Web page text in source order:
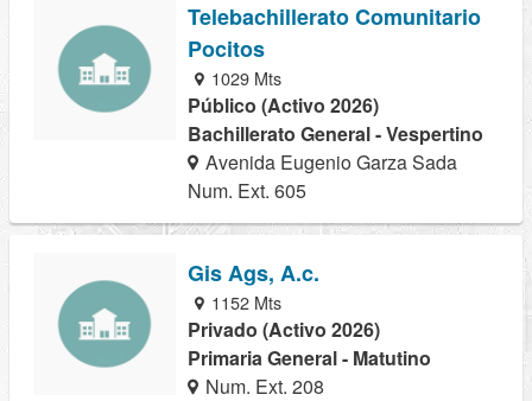
Telebachillerato Comunitario
Pocitos
1029 Mts
Público (Activo 2026)
Bachillerato General - Vespertino
Avenida Eugenio Garza Sada
Num. Ext. 605
Gis Ags, A.c.
1152 Mts
Privado (Activo 2026)
Primaria General - Matutino
Num. Ext. 208